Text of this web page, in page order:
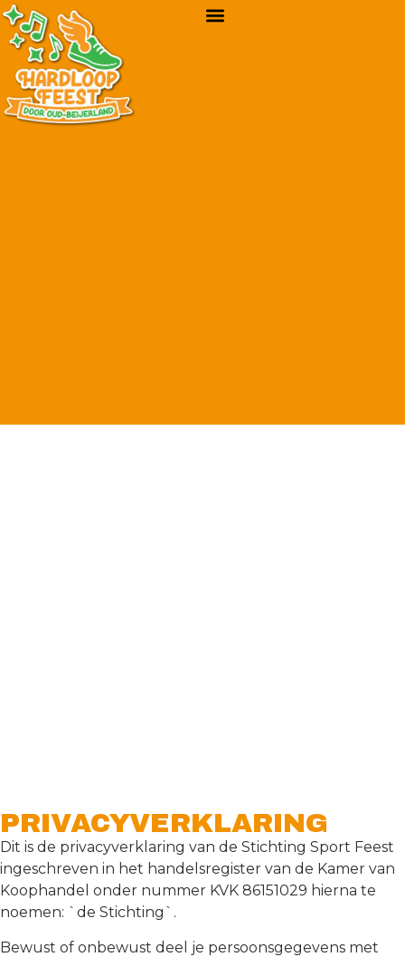
PRIVACYVERKLARING
Dit is de privacyverklaring van de Stichting Sport Feest
ingeschreven in het handelsregister van de Kamer van
Koophandel onder nummer KVK 86151029 hierna te
noemen: `de Stichting`.
Bewust of onbewust deel je persoonsgegevens met